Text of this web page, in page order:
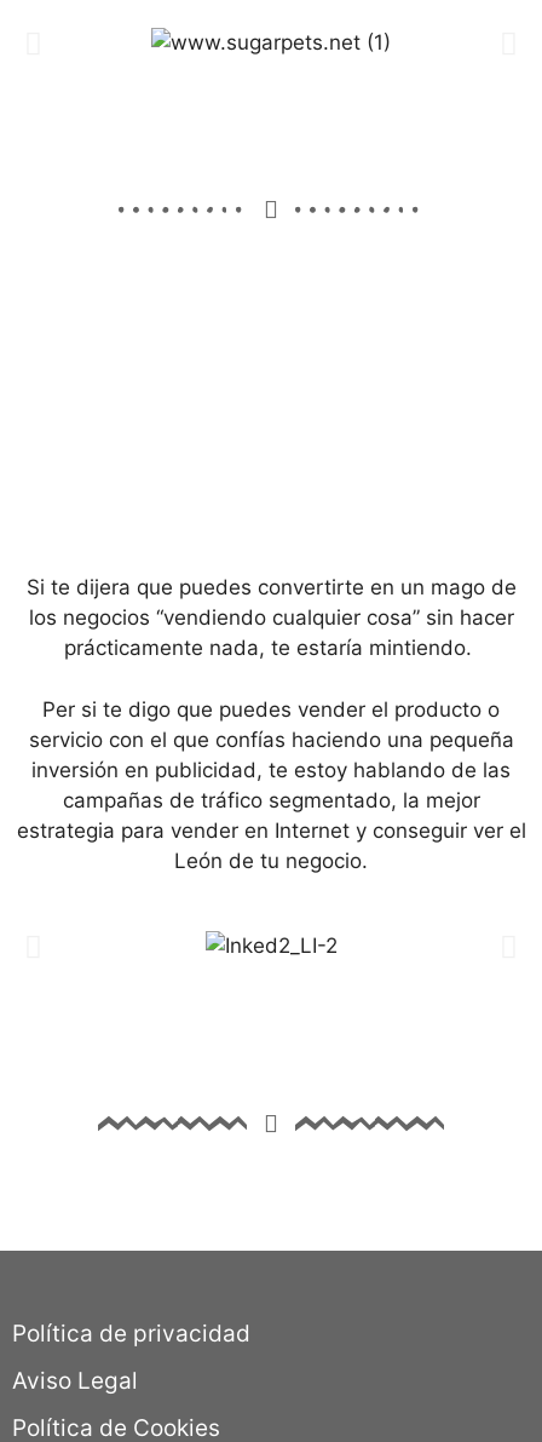
Si te dijera que puedes convertirte en un mago de
los negocios “vendiendo cualquier cosa” sin hacer
prácticamente nada, te estaría mintiendo.
Per si te digo que puedes vender el producto o
servicio con el que confías haciendo una pequeña
inversión en publicidad, te estoy hablando de las
campañas de tráfico segmentado, la mejor
estrategia para vender en Internet y conseguir ver el
León de tu negocio.
Política de privacidad
Aviso Legal
Política de Cookies